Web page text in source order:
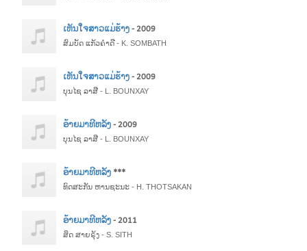
ເຫັນໃຈສາວແມ່ຮ້າງ- 2009
ສົມບັດ ແກ້ວຄຳດີ - K. SOMBATH
ເຫັນໃຈສາວແມ່ຮ້າງ- 2009
ບຸນໄຊ ລາສີ - L. BOUNXAY
ອ້າຍມາທີຫລັງ- 2009
ບຸນໄຊ ລາສີ - L. BOUNXAY
ອ້າຍມາທີຫລັງ***
ທົດສະກັນ ຫານຊະນະ - H. THOTSAKAN
ອ້າຍມາທີຫລັງ- 2011
ສິດ ສາຍຣຸ້ງ - S. SITH